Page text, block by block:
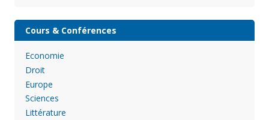
Cours & Conférences
Economie
Droit
Europe
Sciences
Littérature